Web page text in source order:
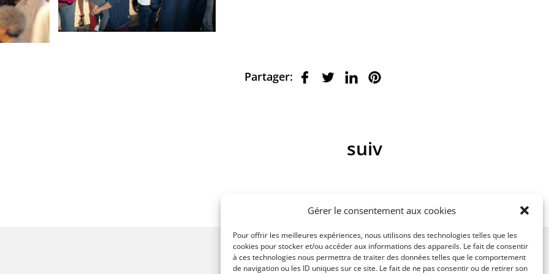
Gérer le consentement aux cookies
Pour offrir les meilleures expériences, nous utilisons des technologies telles que les
cookies pour stocker et/ou accéder aux informations des appareils. Le fait de consentir
à ces technologies nous permettra de traiter des données telles que le comportement
de navigation ou les ID uniques sur ce site. Le fait de ne pas consentir ou de retirer son
Partager:
suiv